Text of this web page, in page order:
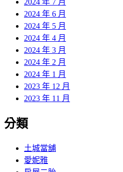
2024 年 7 月
2024 年 6 月
2024 年 5 月
2024 年 4 月
2024 年 3 月
2024 年 2 月
2024 年 1 月
2023 年 12 月
2023 年 11 月
分類
土城當舖
愛妮雅